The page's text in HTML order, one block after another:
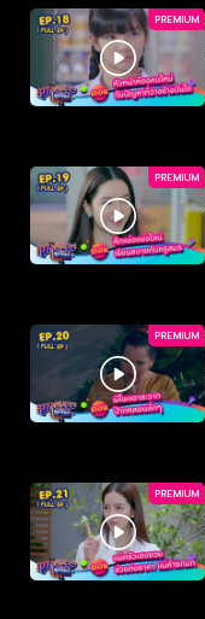
PREMIUM
PREMIUM
PREMIUM
PREMIUM